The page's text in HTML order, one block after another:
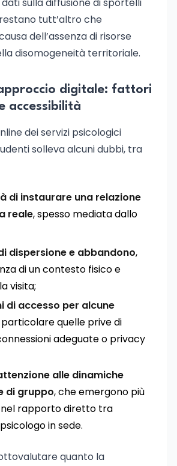
tutt’altro che
dell’assenza di risorse
disomogeneità territoriale.
digitale: fattori
accessibilità
dei servizi psicologici
solleva alcuni dubbi, tra
di instaurare una relazione
reale, spesso mediata dallo
dispersione e abbandono,
di un contesto fisico e
visita;
di accesso per alcune
particolare quelle prive di
adeguate o privacy
alle dinamiche
di gruppo, che emergono più
rapporto diretto tra
in sede.
quanto la